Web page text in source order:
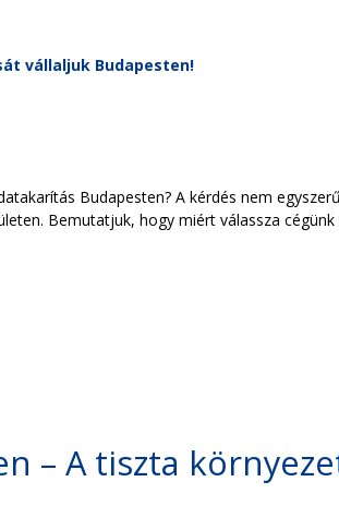
vállaljuk Budapesten!
Budapesten? A kérdés nem
Bemutatjuk, hogy miért válassza
– A tiszta